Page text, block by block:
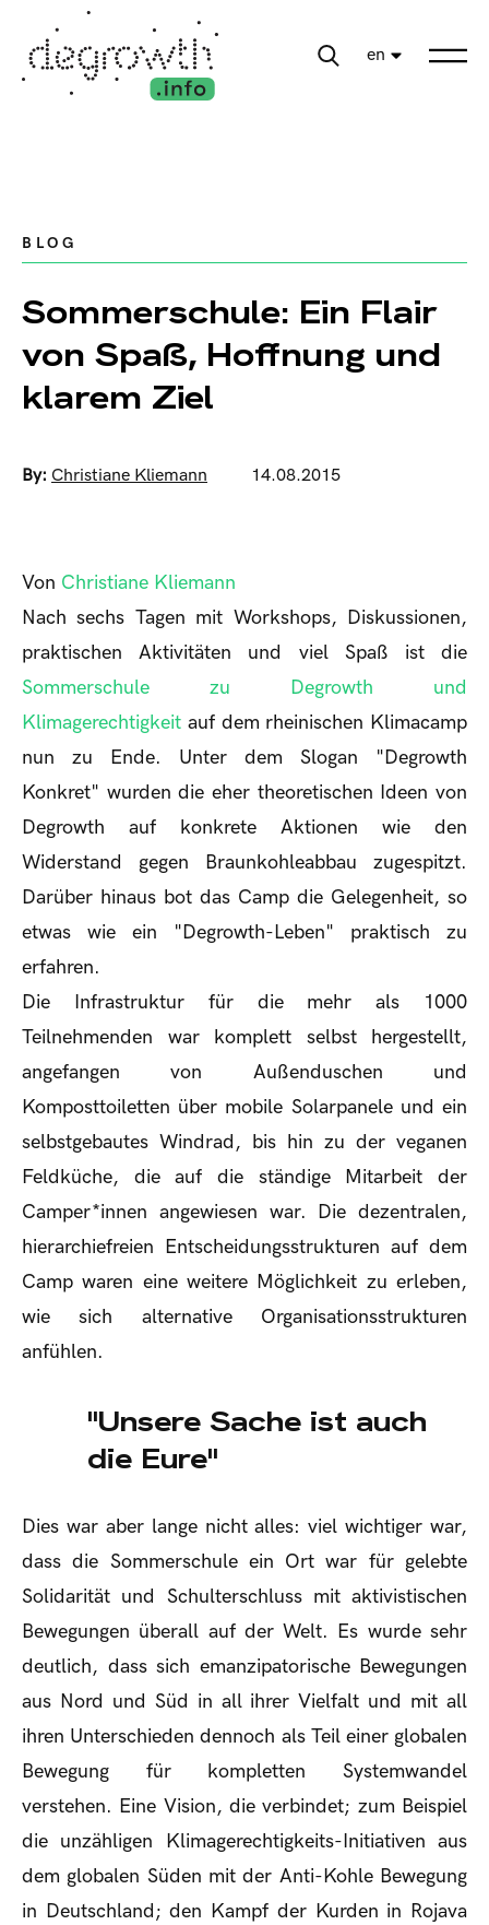
en
BLOG
Sommerschule: Ein Flair
von Spaß, Hoffnung und
klarem Ziel
By: Christiane Kliemann 14.08.2015
Von Christiane Kliemann
Nach sechs Tagen mit Workshops, Diskussionen,
praktischen Aktivitäten und viel Spaß ist die
Sommerschule zu Degrowth und
Klimagerechtigkeit auf dem rheinischen Klimacamp
nun zu Ende. Unter dem Slogan "Degrowth
Konkret" wurden die eher theoretischen Ideen von
Degrowth auf konkrete Aktionen wie den
Widerstand gegen Braunkohleabbau zugespitzt.
Darüber hinaus bot das Camp die Gelegenheit, so
etwas wie ein "Degrowth-Leben" praktisch zu
erfahren.
Die Infrastruktur für die mehr als 1000
Teilnehmenden war komplett selbst hergestellt,
angefangen von Außenduschen und
Komposttoiletten über mobile Solarpanele und ein
selbstgebautes Windrad, bis hin zu der veganen
Feldküche, die auf die ständige Mitarbeit der
Camper*innen angewiesen war. Die dezentralen,
hierarchiefreien Entscheidungsstrukturen auf dem
Camp waren eine weitere Möglichkeit zu erleben,
wie sich alternative Organisationsstrukturen
anfühlen.
"Unsere Sache ist auch
die Eure"
Dies war aber lange nicht alles: viel wichtiger war,
dass die Sommerschule ein Ort war für gelebte
Solidarität und Schulterschluss mit aktivistischen
Bewegungen überall auf der Welt. Es wurde sehr
deutlich, dass sich emanzipatorische Bewegungen
aus Nord und Süd in all ihrer Vielfalt und mit all
ihren Unterschieden dennoch als Teil einer globalen
Bewegung für kompletten Systemwandel
verstehen. Eine Vision, die verbindet; zum Beispiel
die unzähligen Klimagerechtigkeits-Initiativen aus
dem globalen Süden mit der Anti-Kohle Bewegung
in Deutschland; den Kampf der Kurden in Rojava